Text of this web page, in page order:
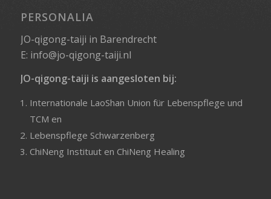
PERSONALIA
JO-qigong-taiji in Barendrecht
E: info@jo-qigong-taiji.nl
JO-qigong-taiji is aangesloten bij:
Internationale LaoShan Union für Lebenspflege und
TCM en
Lebenspflege Schwarzenberg
ChiNeng Instituuten ChiNeng Healing